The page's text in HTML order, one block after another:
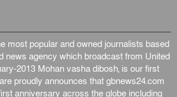
most popular and owned journalists based
news agency which broadcast from United
2013 Mohan vasha dibosh, is our first
proudly announces that gbnews24.com
anniversary across the globe including